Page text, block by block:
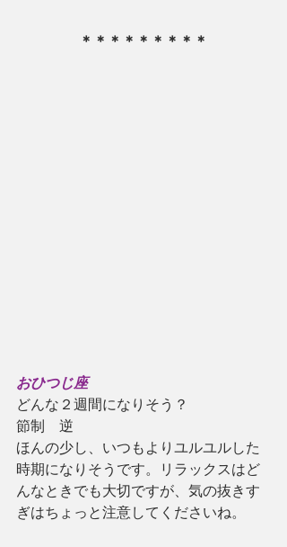
＊＊＊＊＊＊＊＊＊
おひつじ座
どんな２週間になりそう？
節制　逆
ほんの少し、いつもよりユルユルした
時期になりそうです。リラックスはど
んなときでも大切ですが、気の抜きす
ぎはちょっと注意してくださいね。